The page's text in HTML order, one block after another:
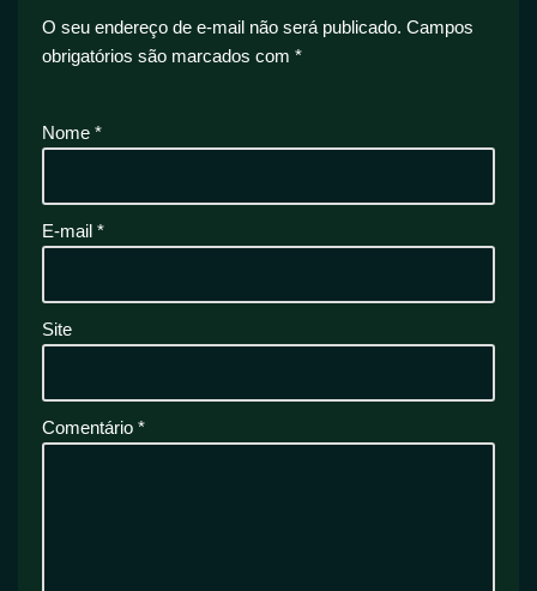
O seu endereço de e-mail não será publicado. Campos
obrigatórios são marcados com *
Nome *
E-mail *
Site
Comentário *